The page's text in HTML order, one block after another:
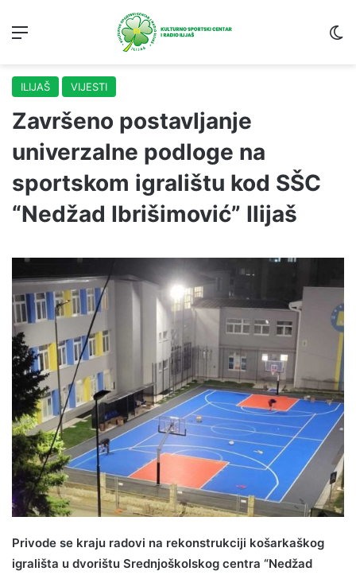
ILIJAŠ VIJESTI
Završeno postavljanje
univerzalne podloge na
sportskom igralištu kod SŠC
“Nedžad Ibrišimović” Ilijaš
Privode se kraju radovi na rekonstrukciji košarkaškog
igrališta u dvorištu Srednjoškolskog centra “Nedžad